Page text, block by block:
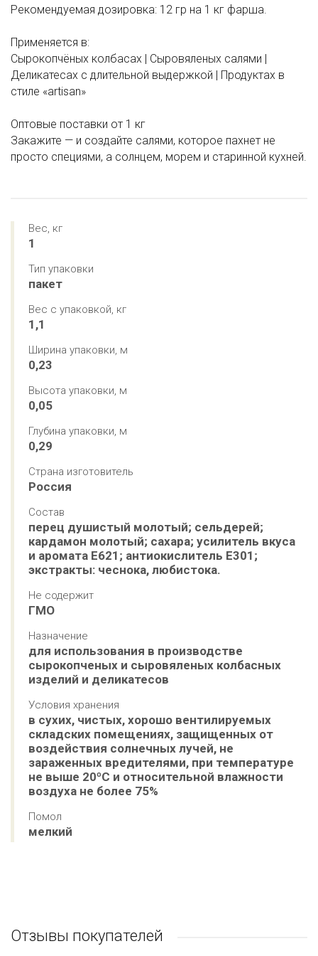
Рекомендуемая дозировка: 12 гр на 1 кг фарша.
Применяется в:
Сырокопчёных колбасах | Сыровяленых салями |
Деликатесах с длительной выдержкой | Продуктах в
стиле «artisan»
Оптовые поставки от 1 кг
Закажите — и создайте салями, которое пахнет не
просто специями, а солнцем, морем и старинной кухней.
Вес, кг
1
Тип упаковки
пакет
Вес с упаковкой, кг
1,1
Ширина упаковки, м
0,23
Высота упаковки, м
0,05
Глубина упаковки, м
0,29
Страна изготовитель
Россия
Состав
перец душистый молотый; сельдерей;
кардамон молотый; сахара; усилитель вкуса
и аромата Е621; антиокислитель Е301;
экстракты: чеснока, любистока.
Не содержит
ГМО
Назначение
для использования в производстве
сырокопченых и сыровяленых колбасных
изделий и деликатесов
Условия хранения
в сухих, чистых, хорошо вентилируемых
складских помещениях, защищенных от
воздействия солнечных лучей, не
зараженных вредителями, при температуре
не выше 20ºС и относительной влажности
воздуха не более 75%
Помол
мелкий
Отзывы покупателей